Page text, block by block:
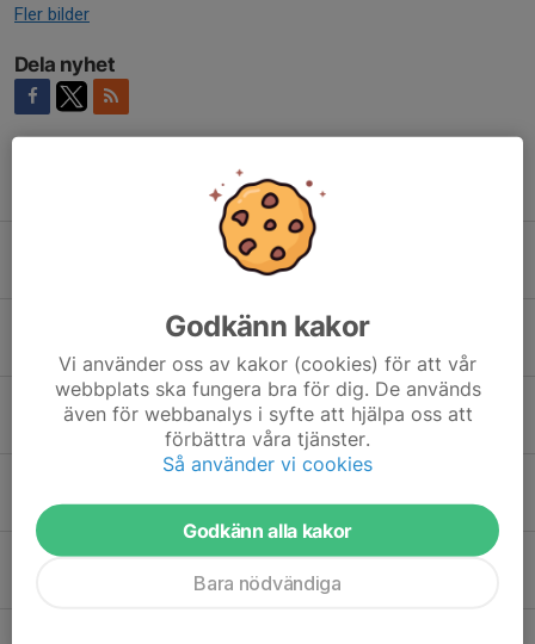
Fler bilder
Dela nyhet
Region Norrbotten och AI
Astma och allergier ökar
Grillfest i vårsol i Luleå
5 maj, 20:54 0
18 apr, 10:00 0
Det nya framtidslandet? Var god dröj!
0
Godkänn kakor
Vi använder oss av kakor (cookies) för att vår
webbplats ska fungera bra för dig. De används
även för webbanalys i syfte att hjälpa oss att
förbättra våra tjänster.
Så använder vi cookies
Godkänn alla kakor
Bara nödvändiga